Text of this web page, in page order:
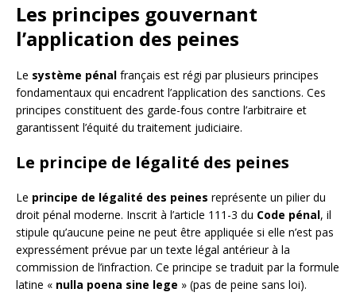
Les principes gouvernant
l’application des peines
Le système pénal français est régi par plusieurs principes
fondamentaux qui encadrent l’application des sanctions. Ces
principes constituent des garde-fous contre l’arbitraire et
garantissent l’équité du traitement judiciaire.
Le principe de légalité des peines
Le principe de légalité des peines représente un pilier du
droit pénal moderne. Inscrit à l’article 111-3 du Code pénal, il
stipule qu’aucune peine ne peut être appliquée si elle n’est pas
expressément prévue par un texte légal antérieur à la
commission de l’infraction. Ce principe se traduit par la formule
latine « nulla poena sine lege » (pas de peine sans loi).